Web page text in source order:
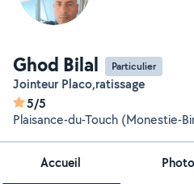
Ghod Bilal Particulier
Jointeur Placo,ratissage
5/5
Plaisance-du-Touch (Monestie-
Accueil